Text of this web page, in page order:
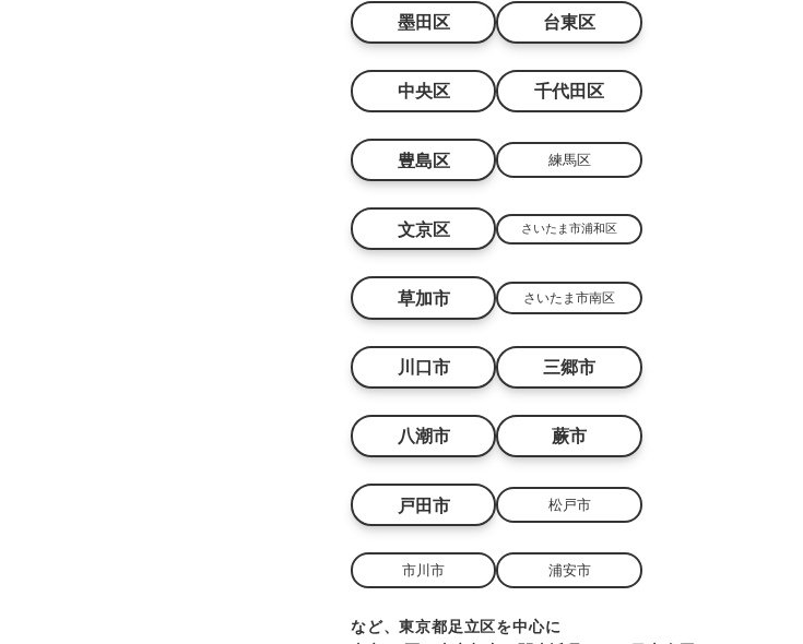
墨田区 台東区
中央区 千代田区
豊島区 練馬区
文京区 さいたま市浦和区
草加市 さいたま市南区
川口市 三郷市
八潮市 蕨市
戸田市 松戸市
市川市 浦安市
など、東京都足立区を中心に